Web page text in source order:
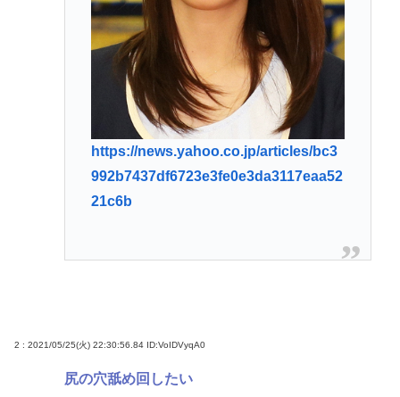
https://news.yahoo.co.jp/articles/bc3
992b7437df6723e3fe0e3da3117eaa52
21c6b
2 : 2021/05/25(火) 22:30:56.84 ID:VoIDVyqA0
尻の穴舐め回したい